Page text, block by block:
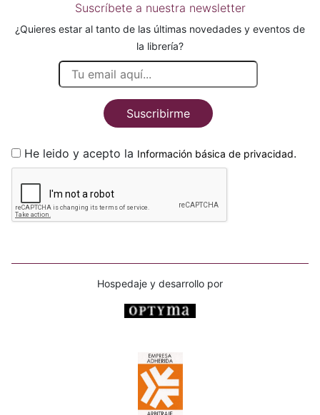
Suscríbete a nuestra newsletter
¿Quieres estar al tanto de las últimas novedades y eventos de
la librería?
Suscribirme
He leido y acepto la Información básica de privacidad.
Hospedaje y desarrollo por